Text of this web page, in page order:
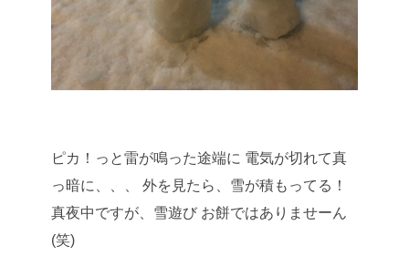
ピカ！っと雷が鳴った途端に 電気が切れて真
っ暗に、、、
外を見たら、雪が積もってる！
真夜中ですが、雪遊び お餅ではありませーん
(笑)